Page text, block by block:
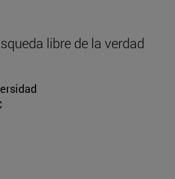
libre de la verdad